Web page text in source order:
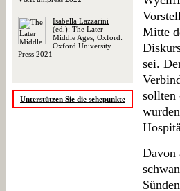
Isabella Lazzarini
(ed.): The Later
Middle Ages, Oxford:
Oxford University
Press 2021
Unterstützen Sie die sehepunkte
Mitte
sei.
sollten
Davon